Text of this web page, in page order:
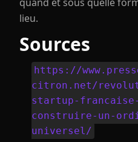
lieu.
Sources
https://
citron.net/
startup-
construire-un-
universel/